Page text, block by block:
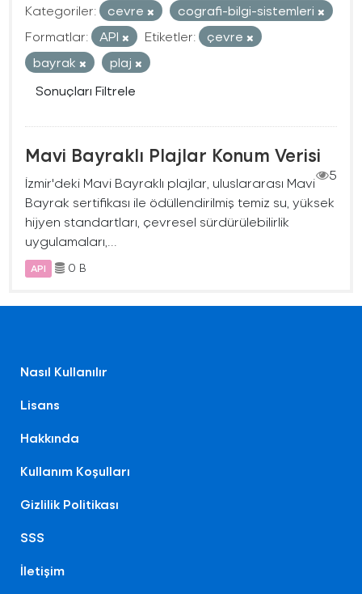
Kategoriler:
cevre
cografi-bilgi-sistemleri
Formatlar:
API Etiketler:
çevre
bayrak
plaj
Sonuçları Filtrele
Mavi Bayraklı Plajlar Konum Verisi
5
İzmir'deki Mavi Bayraklı plajlar, uluslararası Mavi
Bayrak sertifikası ile ödüllendirilmiş temiz su, yüksek
hijyen standartları, çevresel sürdürülebilirlik
uygulamaları,...
API 0 B
Nasıl Kullanılır
Lisans
Hakkında
Kullanım Koşulları
Gizlilik Politikası
SSS
İletişim